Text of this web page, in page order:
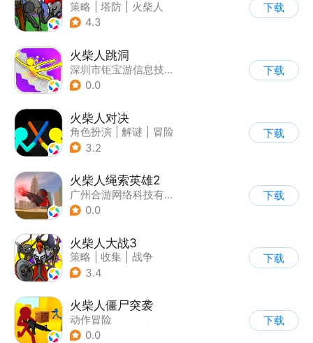
策略 塔防
火柴人
| 休闲益智
4.3
下载
火柴人跳洞
深圳市钜宝游信息技术有限公司
0.0
下载
火柴人对决
角色扮演 解谜
冒险
| 挑战破纪录
3.2
下载
火柴人绳索英雄2
广州合游网络科技有限公司
0.0
下载
火柴人大战3
策略 收集
战争
| 火柴人
3.4
下载
火柴人僵尸突袭
动作冒险
| 第三人称射击
0.0
下载